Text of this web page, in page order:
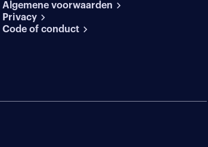
Algemene voorwaarden
Privacy
Code of conduct